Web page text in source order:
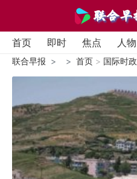
首页 即时 焦点 人物
联合早报 首页 > 国际时政